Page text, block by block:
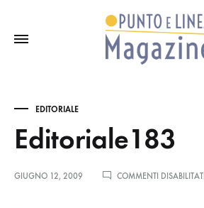
EDITORIALE
Editoriale183
GIUGNO 12, 2009 COMMENTI DISABILITATI